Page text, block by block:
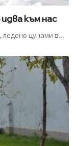
към нас
ледено цунами в…